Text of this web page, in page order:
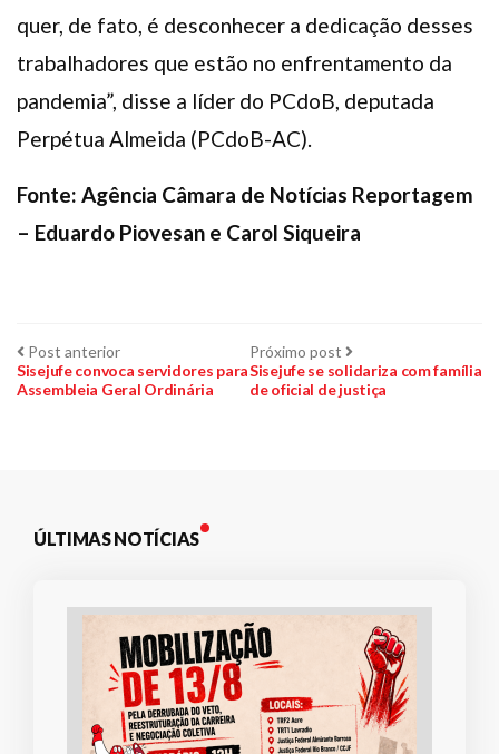
quer, de fato, é desconhecer a dedicação desses
trabalhadores que estão no enfrentamento da
pandemia”, disse a líder do PCdoB, deputada
Perpétua Almeida (PCdoB-AC).
Fonte: Agência Câmara de Notícias Reportagem
– Eduardo Piovesan e Carol Siqueira
Navegação
de
Post anteriorPost
anterior:
Sisejufe convoca servidores para
Assembleia Geral Ordinária
Próximo post Próximo
post:
Sisejufe se solidariza com família
de oficial de justiça
ÚLTIMAS NOTÍCIAS